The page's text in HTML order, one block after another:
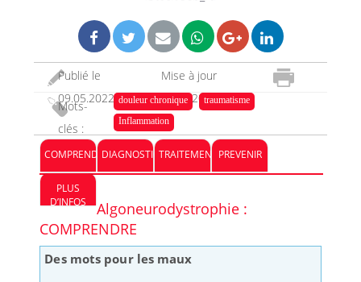
Publié le
09.05.2022
Mise à jour
26.05.2023
Mots-
clés :
douleur chronique
traumatisme
Inflammation
COMPRENDREDIAGNOSTICTRAITEMENT PREVENIR
PLUS
D’INFOS
Algoneurodystrophie :
COMPRENDRE
Des mots pour les maux